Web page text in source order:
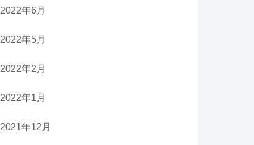
2022年6月
2022年5月
2022年2月
2022年1月
2021年12月